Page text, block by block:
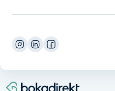
Klippning ungdom